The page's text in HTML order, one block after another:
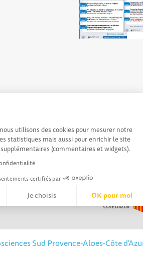
utilisons des cookies pour mesurer notre
statistiques mais aussi pour enrichir le site
(commentaires et widgets).
certifiés par
Je choisis OK pour moi
du Consentement : Personnalisez
permet d'adapter et de gérer vos
Sud Provence-Alpes-Côte